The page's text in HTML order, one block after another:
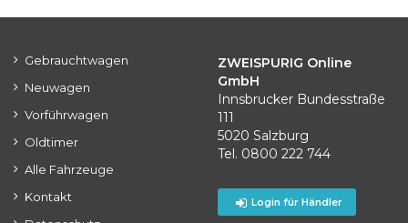
Gebrauchtwagen
Neuwagen
Vorführwagen
Oldtimer
Alle Fahrzeuge
Kontakt
ZWEISPURIG Online
GmbH
Innsbrucker Bundesstraße
111
5020 Salzburg
Tel. 0800 222 744
Login für Händler